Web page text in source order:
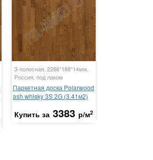
3-полосная, 2266*188*14мм,
Россия, под лаком
Паркетная доска Polarwood
ash whisky 3S 2G (3.41м2)
Купить за 3383 р/м2